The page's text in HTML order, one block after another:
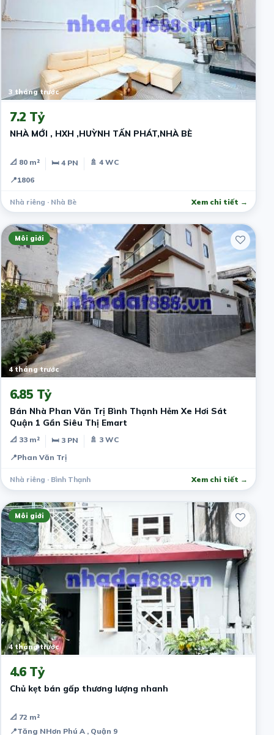
3 tháng trước
7.2 Tỷ
NHÀ MỚI , HXH ,HUỲNH TẤN PHÁT,NHÀ BÈ
📐 80 m² 🛏 4 PN
🚿 4 WC
📍1806
Nhà riêng · Nhà Bè Xem chi tiết →
Môi giới
4 tháng trước
6.85 Tỷ
Bán Nhà Phan Văn Trị Bình Thạnh Hẻm Xe Hơi Sát
Quận 1 Gần Siêu Thị Emart
📐 33 m² 🛏 3 PN
🚿 3 WC
📍Phan Văn Trị
Nhà riêng · Bình Thạnh Xem chi tiết →
Môi giới
4 tháng trước
4.6 Tỷ
Chủ kẹt bán gấp thương lượng nhanh
📐 72 m²
📍Tăng NHơn Phú A , Quận 9